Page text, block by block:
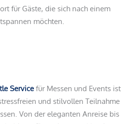
für Gäste, die sich nach einem
möchten.
Service für Messen und Events ist
und stilvollen Teilnahme
Von der eleganten Anreise bis